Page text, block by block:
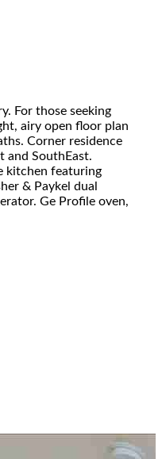
For those seeking
airy open floor plan
Corner residence
and SouthEast.
kitchen featuring
& Paykel dual
Ge Profile oven,